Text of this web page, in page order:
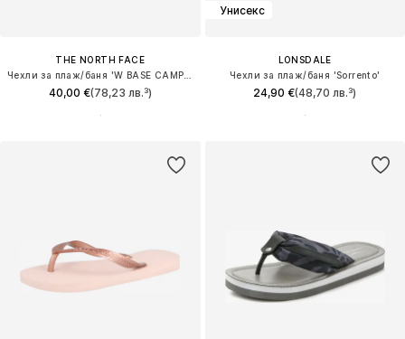
THE NORTH FACE
Чехли за плаж/баня 'W BASE CAMP SLIDE III'
40,00 €(78,23 лв.³)
Унисекс
LONSDALE
Чехли за плаж/баня 'Sorrento'
24,90 €(48,70 лв.³)